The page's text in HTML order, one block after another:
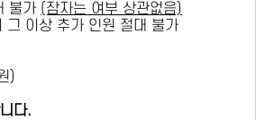
불가 (잠자는 여부 상관없음)
그 이상 추가 인원 절대 불가
)
다.